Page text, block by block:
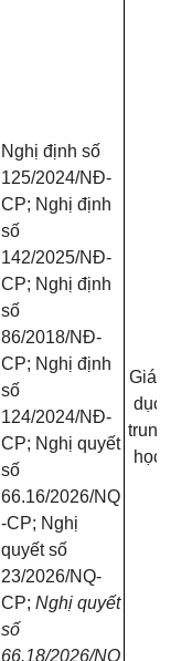
Nghị định số
125/2024/NĐ-
CP; Nghị định
số
142/2025/NĐ-
CP; Nghị định
số
86/2018/NĐ-
CP; Nghị định
số
124/2024/NĐ-
CP; Nghị quyết
số
66.16/2026/NQ
-CP; Nghị
quyết số
23/2026/NQ-
CP; Nghị quyết
số
66.18/2026/NQ
Giáo
dục
trung
học